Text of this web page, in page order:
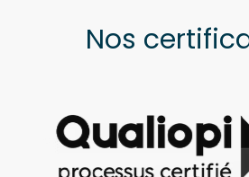
Nos